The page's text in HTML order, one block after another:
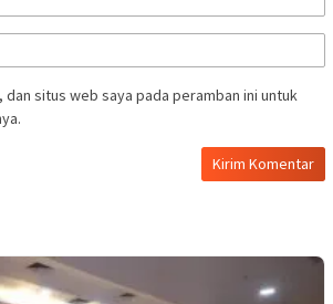
dan situs web saya pada peramban ini untuk